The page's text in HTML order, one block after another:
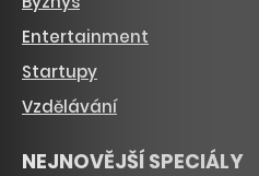
Entertainment
Startupy
Vzdělávání
NEJNOVĚJŠÍ SPECIÁLY